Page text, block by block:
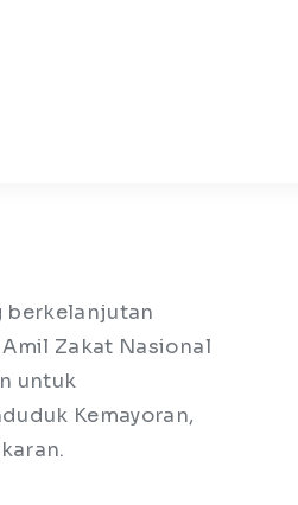
berkelanjutan
Zakat Nasional
untuk
Kemayoran,